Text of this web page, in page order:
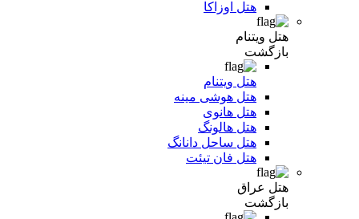
هتل اوزاکا
هتل ویتنام
بازگشت
هتل ویتنام
هتل هوشی مینه
هتل هانوی
هتل هالونگ
هتل ساحل دانانگ
هتل فان تیئت
هتل عراق
بازگشت